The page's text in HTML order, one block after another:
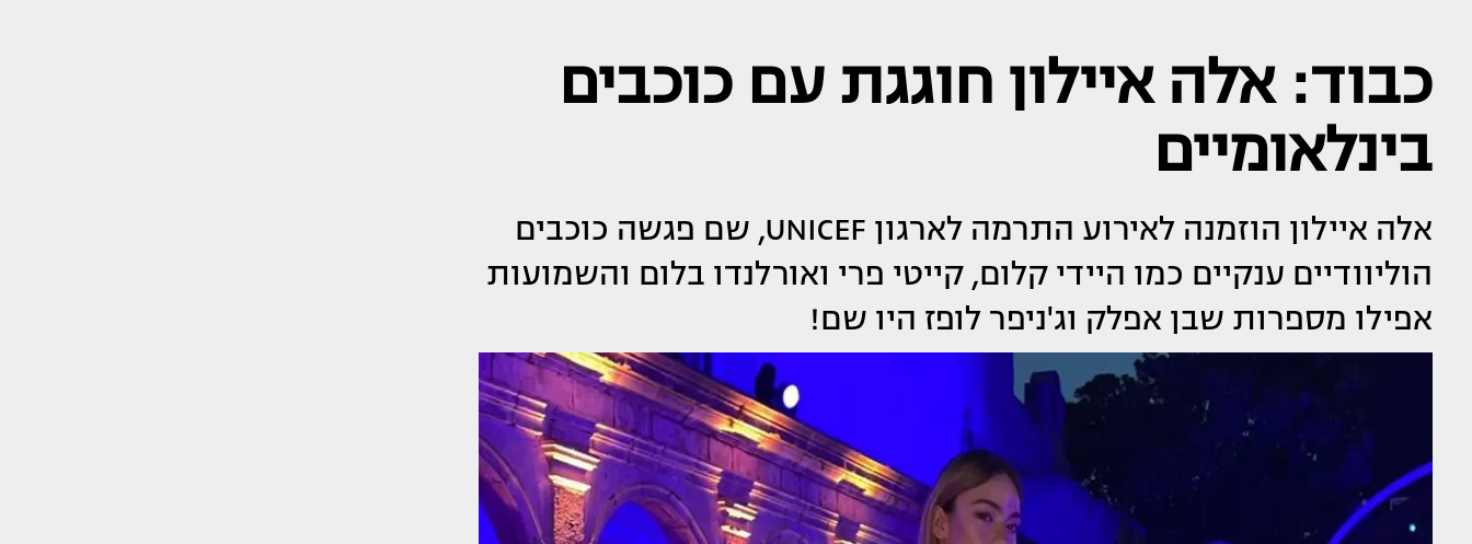
כבוד: אלה איילון חוגגת עם כוכבים
בינלאומיים
אלה איילון הוזמנה לאירוע התרמה לארגון UNICEF, שם פגשה כוכבים
הוליוודיים ענקיים כמו היידי קלום, קייטי פרי ואורלנדו בלום והשמועות
אפילו מספרות שבן אפלק וג'ניפר לופז היו שם!